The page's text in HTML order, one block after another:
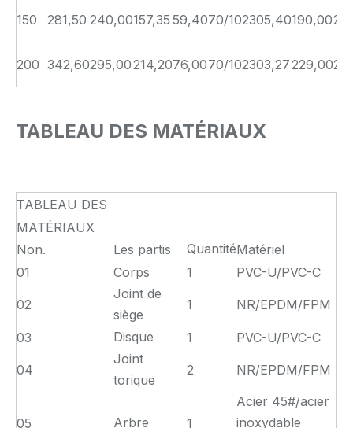
150 281,50 240,00157,35 59,4070/102305,40190,00
200 342,60295,00 214,2076,0070/102303,27 229,00
TABLEAU DES MATÉRIAUX
TABLEAU DES
MATÉRIAUX
Non.
Les partis QuantitéMatériel
01
Corps 1 PVC-U/PVC-C
02
Joint de
siège
1 NR/EPDM/FPM
03 Disque 1 PVC-U/PVC-C
04
Joint
torique
2 NR/EPDM/FPM
05 Arbre 1
Acier 45#/acier
inoxydable